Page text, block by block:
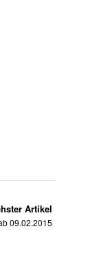
Artikel
09.02.2015